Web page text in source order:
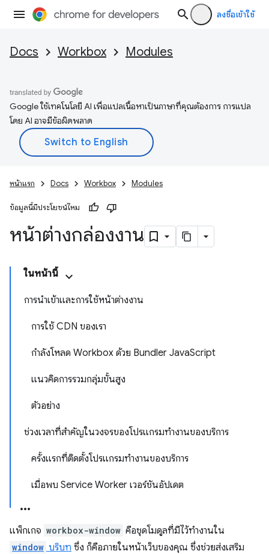
ลงชื่อเข้าใช้
Docs Workbox Modules
Google ใช้เทคโนโลยี AI เพื่อแปลเนื้อหาเป็นภาษาที่คุณต้องการ การแปล
โดย AI อาจมีข้อผิดพลาด
หน้าแรก Docs Workbox Modules
ข้อมูลนี้มีประโยชน์ไหม
หน้าต่างกล่องงาน
ในหน้านี้
การนำเข้าและการใช้หน้าต่างงาน
การใช้ CDN ของเรา
กำลังโหลด Workbox ด้วย Bundler JavaScript
แนวคิดการรวมกลุ่มขั้นสูง
ตัวอย่าง
ช่วงเวลาที่สำคัญในวงจรของโปรแกรมทำงานของบริการ
ครั้งแรกที่ติดตั้งโปรแกรมทำงานของบริการ
เมื่อพบ Service Worker เวอร์ชันอัปเดต
แพ็กเกจ workbox-window คือชุดโมดูลที่มีไว้ทำงานใน
window บริบท ซึ่ง ก็คือภายในหน้าเว็บของคุณ ซึ่งช่วยส่งเสริม